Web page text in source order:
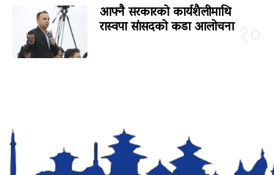
आफ्नै सरकारको कार्यशैलीमाथि
रास्वपा सांसदको कडा आलोचना